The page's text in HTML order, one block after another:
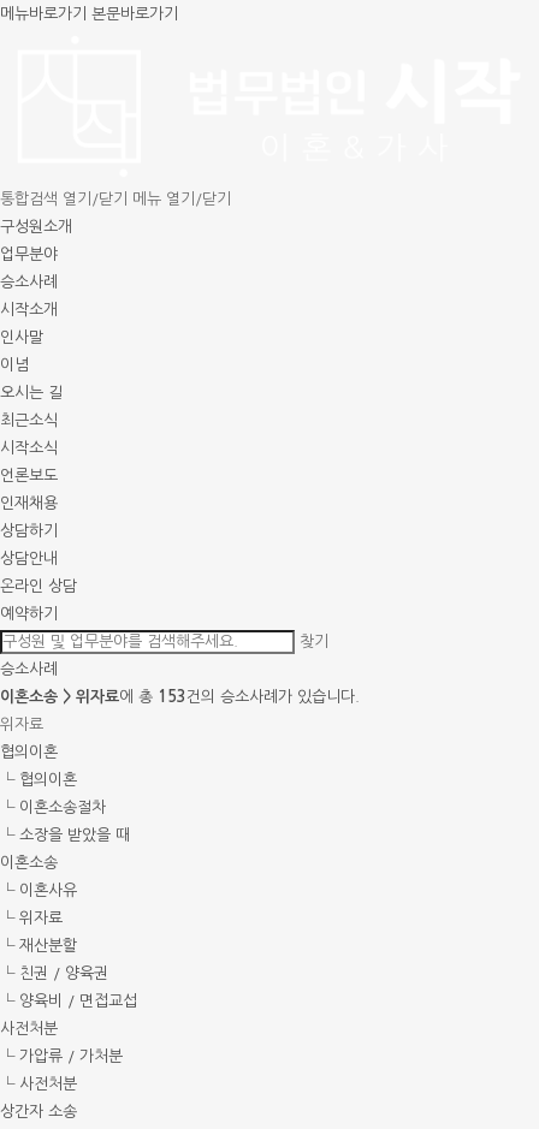
메뉴바로가기 본문바로가기
통합검색 열기/닫기
메뉴 열기/닫기
구성원소개
업무분야
승소사례
시작소개
인사말
이념
오시는 길
최근소식
시작소식
언론보도
인재채용
상담하기
상담안내
온라인 상담
예약하기
찾기
승소사례
이혼소송 > 위자료에 총 153 건의 승소사례가 있습니다.
위자료
협의이혼
└ 협의이혼
└ 이혼소송절차
└ 소장을 받았을 때
이혼소송
└ 이혼사유
└ 위자료
└ 재산분할
└ 친권 / 양육권
└ 양육비 / 면접교섭
사전처분
└ 가압류 / 가처분
└ 사전처분
상간자 소송